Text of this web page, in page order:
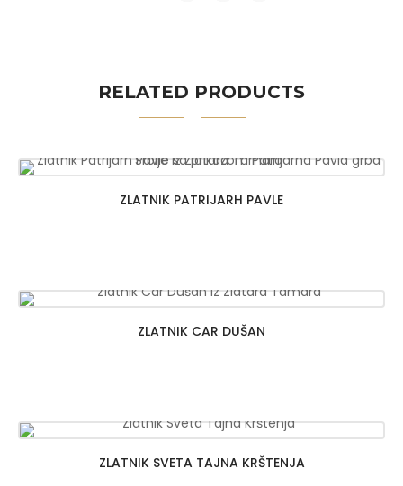
RELATED PRODUCTS
ZLATNIK PATRIJARH PAVLE
ZLATNIK CAR DUŠAN
ZLATNIK SVETA TAJNA KRŠTENJA